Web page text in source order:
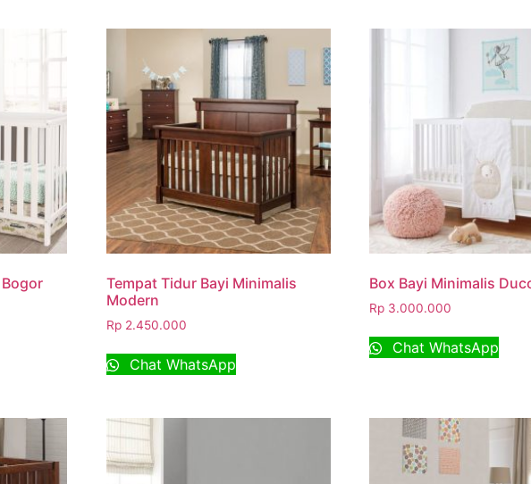
Tempat Tidur Bayi Minimalis
Modern
Rp2.450.000
Chat WhatsApp
Box Bayi Minimalis
Rp 3.000.000
Chat WhatsApp